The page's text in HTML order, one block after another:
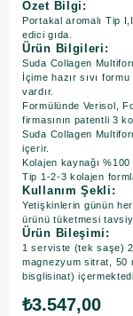
Özet Bilgi:
Portakal aromalı Tip
edici gıda.
Ürün Bilgileri:
Suda Collagen
İçime hazır sıvı
vardır.
Formülünde Verisol,
firmasının patentli 3
Suda Collagen
içerir.
Kolajen kaynağı %100
Tip 1-2-3 kolajen
Kullanım Şekli:
Yetişkinlerin günün
ürünü tüketmesi
Ürün Bileşimi:
1 serviste (tek saşe)
magnezyum sitrat, 50
bisglisinat)
₺3.547,00